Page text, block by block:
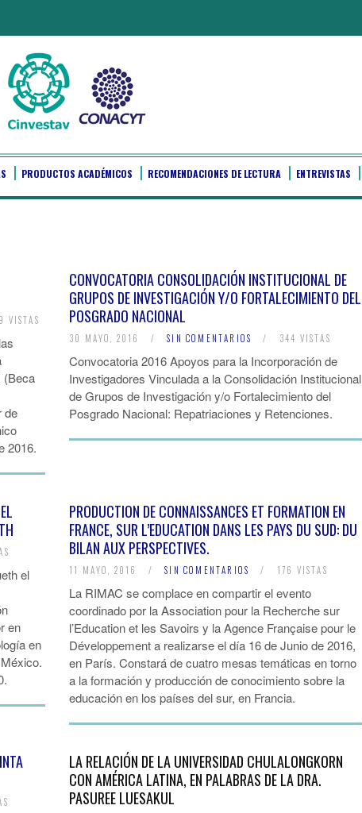
PRODUCTOS ACADÉMICOS RECOMENDACIONES DE LECTURA ENTREVISTAS
VISTAS
(Beca
de
2016.
CONVOCATORIA CONSOLIDACIÓN INSTITUCIONAL DE
GRUPOS DE INVESTIGACIÓN Y/O FORTALECIMIENTO DEL
POSGRADO NACIONAL
30 MAYO, 2016 / SIN COMENTARIOS / 344 VISTAS
Convocatoria 2016 Apoyos para la Incorporación de
Investigadores Vinculada a la Consolidación Institucional
de Grupos de Investigación y/o Fortalecimiento del
Posgrado Nacional: Repatriaciones y Retenciones.
el
en
en
PRODUCTION DE CONNAISSANCES ET FORMATION EN
FRANCE, SUR L’EDUCATION DANS LES PAYS DU SUD: DU
BILAN AUX PERSPECTIVES.
11 MAYO, 2016 / SIN COMENTARIOS / 176 VISTAS
La RIMAC se complace en compartir el evento
coordinado por la Association pour la Recherche sur
l’Education et les Savoirs y la Agence Française pour le
Développement a realizarse el día 16 de Junio de 2016,
en París. Constará de cuatro mesas temáticas en torno
a la formación y producción de conocimiento sobre la
educación en los países del sur, en Francia.
LA RELACIÓN DE LA UNIVERSIDAD CHULALONGKORN
CON AMÉRICA LATINA, EN PALABRAS DE LA DRA.
PASUREE LUESAKUL